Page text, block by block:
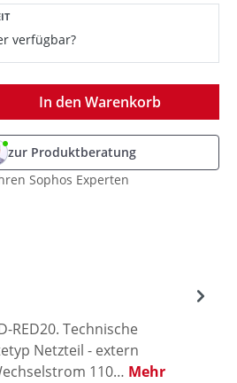
verfügbar?
Gib den gewünschten
In den Warenkorb
zur Produktberatung
Sophos Experten
RED20. Technische
Netzteil - extern
110… Mehr